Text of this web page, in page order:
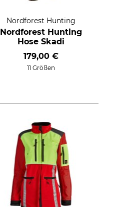
Nordforest Hunting
Nordforest Hunting
Hose Skadi
179,00 €
11 Größen